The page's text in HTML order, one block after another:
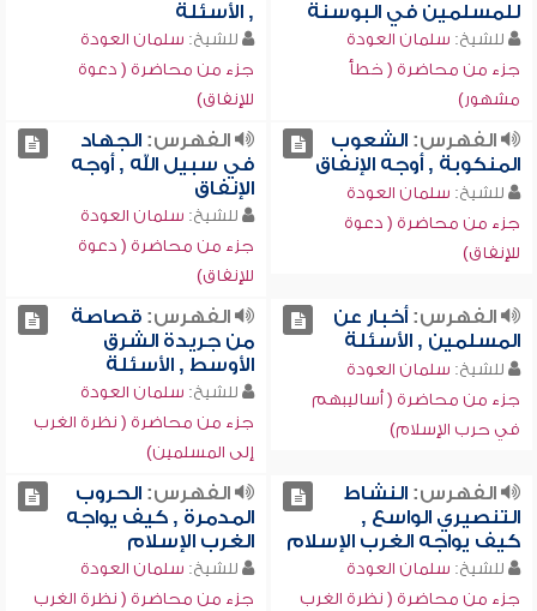
للمسلمين في البوسنة
للشيخ: سلمان العودة
جزء من محاضرة ( خطأ
مشهور)
, الأسئلة
للشيخ: سلمان العودة
جزء من محاضرة ( دعوة
للإنفاق)
الفهرس:الشعوب
المنكوبة , أوجه الإنفاق
للشيخ: سلمان العودة
جزء من محاضرة ( دعوة
للإنفاق)
الفهرس:الجهاد
في سبيل الله , أوجه
الإنفاق
للشيخ: سلمان العودة
جزء من محاضرة ( دعوة
للإنفاق)
الفهرس:أخبار عن
المسلمين , الأسئلة
للشيخ: سلمان العودة
جزء من محاضرة ( أساليبهم
في حرب الإسلام)
الفهرس:قصاصة
من جريدة الشرق
الأوسط , الأسئلة
للشيخ: سلمان العودة
جزء من محاضرة ( نظرة الغرب
إلى المسلمين)
الفهرس:النشاط
التنصيري الواسع ,
كيف يواجه الغرب الإسلام
للشيخ: سلمان العودة
جزء من محاضرة ( نظرة الغرب
الفهرس:الحروب
المدمرة , كيف يواجه
الغرب الإسلام
للشيخ: سلمان العودة
جزء من محاضرة ( نظرة الغرب